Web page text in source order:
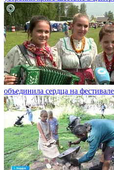
объединила сердца на